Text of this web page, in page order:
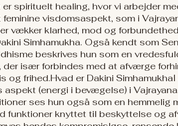
er spirituelt healing, hvor vi arbejder
feminine visdomsaspekt, som i
vækker klarhed, mod og
Simhamukha. Også kendt som
beskrives hun som en
der især forbindes med at afværge
og frihed. ​ Hvad er Dakini
aspekt (energi i bevægelse) i
ses hun også som en hemmelig
funktioner knyttet til beskyttelse og